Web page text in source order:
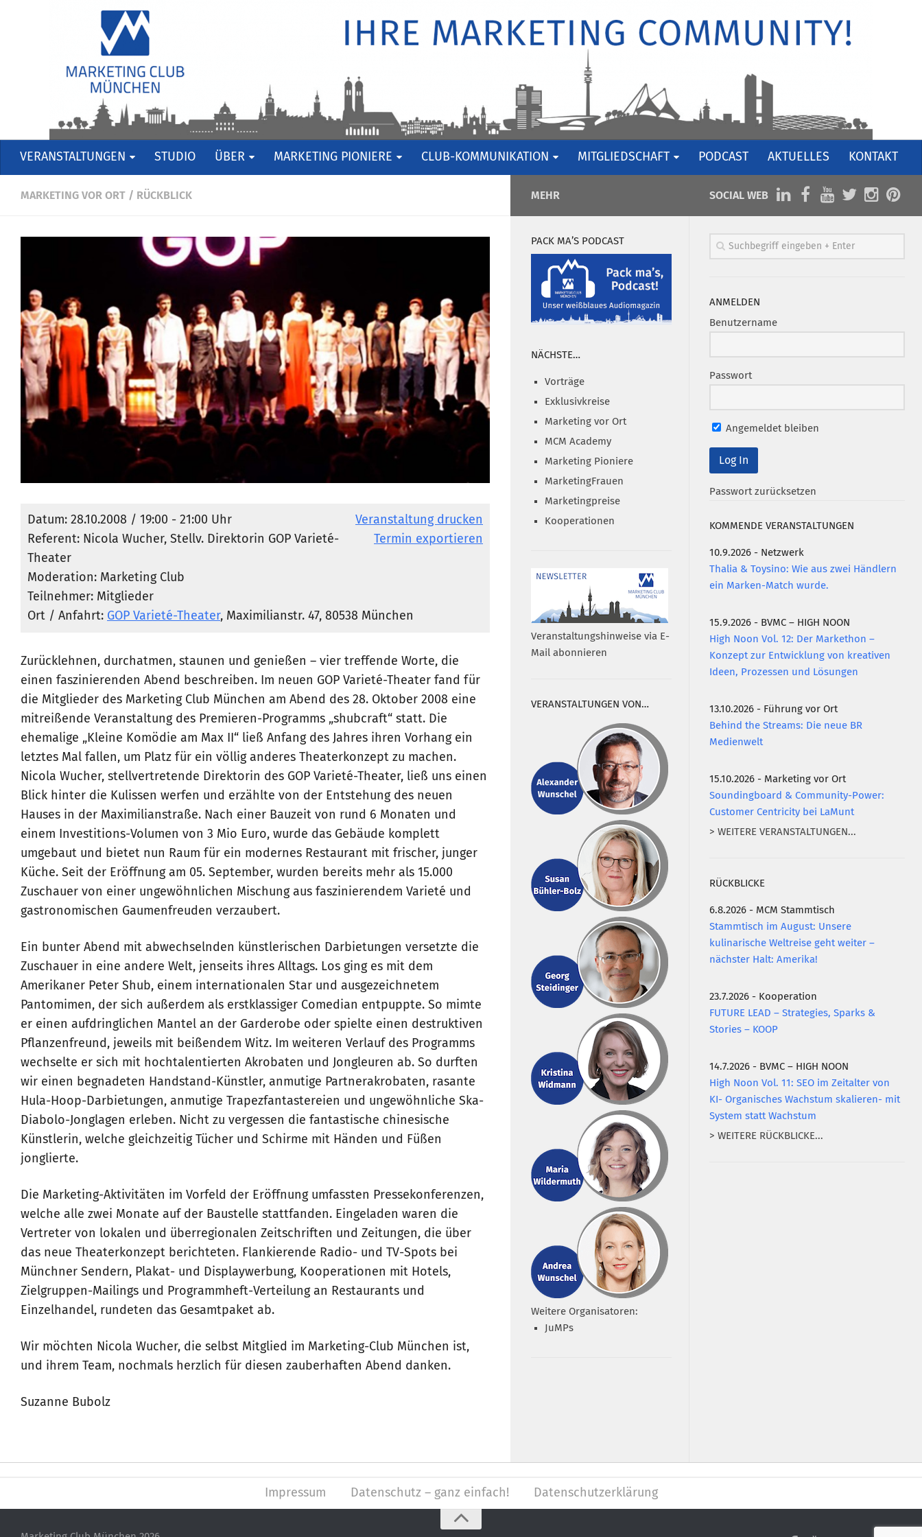
VERANSTALTUNGEN STUDIO ÜBER MARKETING PIONIERE CLUB-KOMMUNIKATION MITGLIEDSCHAFT PODCAST AKTUELLES KONTAKT
MARKETING VOR ORT / RÜCKBLICK
Veranstaltung drucken
Termin exportieren
Datum: 28.10.2008 / 19:00 - 21:00 Uhr
Referent: Nicola Wucher, Stellv. Direktorin GOP Varieté-
Theater
Moderation: Marketing Club
Teilnehmer: Mitglieder
Ort / Anfahrt: GOP Varieté-Theater, Maximilianstr. 47, 80538 München
Zurücklehnen, durchatmen, staunen und genießen – vier treffende Worte, die
einen faszinierenden Abend beschreiben. Im neuen GOP Varieté-Theater fand für
die Mitglieder des Marketing Club München am Abend des 28. Oktober 2008 eine
mitreißende Veranstaltung des Premieren-Programms „shubcraft“ statt. Die
ehemalige „Kleine Komödie am Max II“ ließ Anfang des Jahres ihren Vorhang ein
letztes Mal fallen, um Platz für ein völlig anderes Theaterkonzept zu machen.
Nicola Wucher, stellvertretende Direktorin des GOP Varieté-Theater, ließ uns einen
Blick hinter die Kulissen werfen und erzählte von der Entstehung des neuen
Hauses in der Maximilianstraße. Nach einer Bauzeit von rund 6 Monaten und
einem Investitions-Volumen von 3 Mio Euro, wurde das Gebäude komplett
umgebaut und bietet nun Raum für ein modernes Restaurant mit frischer, junger
Küche. Seit der Eröffnung am 05. September, wurden bereits mehr als 15.000
Zuschauer von einer ungewöhnlichen Mischung aus faszinierendem Varieté und
gastronomischen Gaumenfreuden verzaubert.
Ein bunter Abend mit abwechselnden künstlerischen Darbietungen versetzte die
Zuschauer in eine andere Welt, jenseits ihres Alltags. Los ging es mit dem
Amerikaner Peter Shub, einem internationalen Star und ausgezeichnetem
Pantomimen, der sich außerdem als erstklassiger Comedian entpuppte. So mimte
er einen aufdringlichen Mantel an der Garderobe oder spielte einen destruktiven
Pflanzenfreund, jeweils mit beißendem Witz. Im weiteren Verlauf des Programms
wechselte er sich mit hochtalentierten Akrobaten und Jongleuren ab. So durften
wir einen begnadeten Handstand-Künstler, anmutige Partnerakrobaten, rasante
Hula-Hoop-Darbietungen, anmutige Trapezfantastereien und ungewöhnliche Ska-
Diabolo-Jonglagen erleben. Nicht zu vergessen die fantastische chinesische
Künstlerin, welche gleichzeitig Tücher und Schirme mit Händen und Füßen
jonglierte.
Die Marketing-Aktivitäten im Vorfeld der Eröffnung umfassten Pressekonferenzen,
welche alle zwei Monate auf der Baustelle stattfanden. Eingeladen waren die
Vertreter von lokalen und überregionalen Zeitschriften und Zeitungen, die über
das neue Theaterkonzept berichteten. Flankierende Radio- und TV-Spots bei
Münchner Sendern, Plakat- und Displaywerbung, Kooperationen mit Hotels,
Zielgruppen-Mailings und Programmheft-Verteilung an Restaurants und
Einzelhandel, rundeten das Gesamtpaket ab.
Wir möchten Nicola Wucher, die selbst Mitglied im Marketing-Club München ist,
und ihrem Team, nochmals herzlich für diesen zauberhaften Abend danken.
Suzanne Bubolz
SOCIAL WEB
ANMELDEN
Benutzername
Passwort
Angemeldet bleiben
Passwort zurücksetzen
KOMMENDE VERANSTALTUNGEN
10.9.2026 - Netzwerk
Thalia & Toysino: Wie aus zwei Händlern
ein Marken-Match wurde.
15.9.2026 - BVMC – HIGH NOON
High Noon Vol. 12: Der Markethon –
Konzept zur Entwicklung von kreativen
Ideen, Prozessen und Lösungen
13.10.2026 - Führung vor Ort
Behind the Streams: Die neue BR
Medienwelt
15.10.2026 - Marketing vor Ort
Soundingboard & Community-Power:
Customer Centricity bei LaMunt
> WEITERE VERANSTALTUNGEN...
RÜCKBLICKE
6.8.2026 - MCM Stammtisch
Stammtisch im August: Unsere
kulinarische Weltreise geht weiter –
nächster Halt: Amerika!
23.7.2026 - Kooperation
FUTURE LEAD – Strategies, Sparks &
Stories – KOOP
14.7.2026 - BVMC – HIGH NOON
High Noon Vol. 11: SEO im Zeitalter von
KI- Organisches Wachstum skalieren- mit
System statt Wachstum
> WEITERE RÜCKBLICKE...
MEHR
PACK MA’S PODCAST
NÄCHSTE…
Vorträge
Exklusivkreise
Marketing vor Ort
MCM Academy
Marketing Pioniere
MarketingFrauen
Marketingpreise
Kooperationen
Veranstaltungshinweise via E-
Mail abonnieren
VERANSTALTUNGEN VON…
Weitere Organisatoren:
JuMPs
Impressum Datenschutz – ganz einfach! Datenschutzerklärung